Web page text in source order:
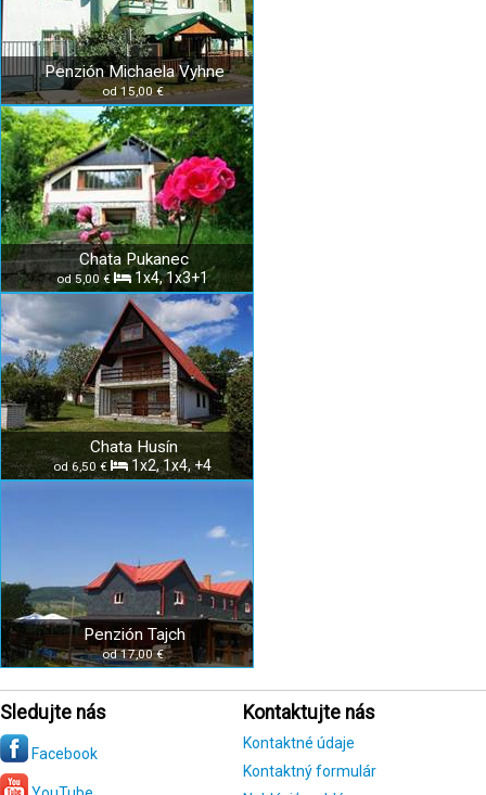
Penzión Michaela Vyhne
od 15,00 €
Chata Pukanec
od 5,00 € 1x4, 1x3+1
Chata Husín
od 6,50 € 1x2, 1x4, +4
Penzión Tajch
od 17,00 €
Sledujte nás
Facebook
Kontaktujte nás
Kontaktné údaje
Kontaktný formulár